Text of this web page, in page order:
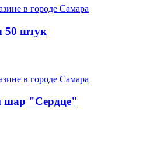
50 штук
шар "Сердце"